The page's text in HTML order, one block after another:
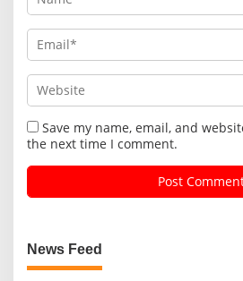
Save my name, email, and
the next time I comment.
News Feed